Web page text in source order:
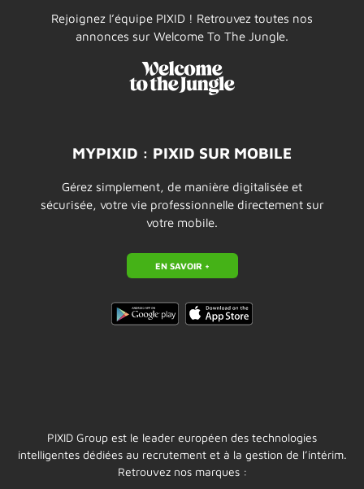
Rejoignez l’équipe PIXID ! Retrouvez toutes nos
annonces sur Welcome To The Jungle.
MYPIXID : PIXID SUR MOBILE
Gérez simplement, de manière digitalisée et
sécurisée, votre vie professionnelle directement sur
votre mobile.
EN SAVOIR +
PIXID Group est le leader européen des technologies
intelligentes dédiées au recrutement et à la gestion de l’intérim.
Retrouvez nos marques :